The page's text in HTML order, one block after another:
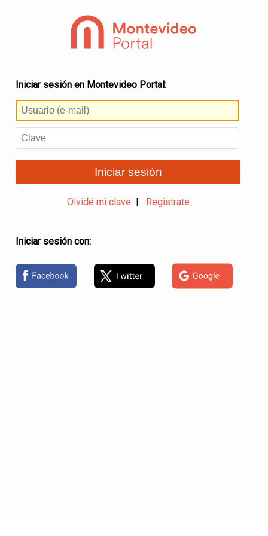
Iniciar sesión en Montevideo Portal:
Iniciar sesión
Olvidé mi clave Registrate
Iniciar sesión con: